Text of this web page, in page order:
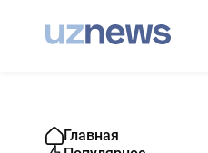
Главная